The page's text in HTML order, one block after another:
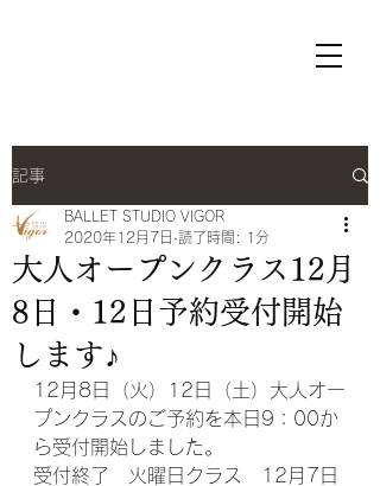
記事
大人オープンクラス12月
8日・12日予約受付開始
します♪
BALLET STUDIO VIGOR
2020年12月7日 読了時間: 1分
12月8日（火）12日（土）大人オー
プンクラスのご予約を本日9：00か
ら受付開始しました。
受付終了　火曜日クラス　12月7日